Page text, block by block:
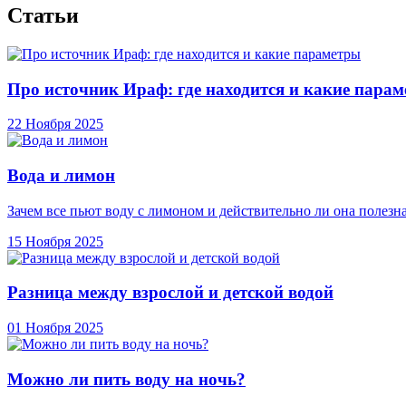
Статьи
Про источник Ираф: где находится и какие
22 Ноября 2025
Вода и лимон
Зачем все пьют воду с лимоном и действительно ли она
15 Ноября 2025
Разница между взрослой и детской водой
01 Ноября 2025
Можно ли пить воду на ночь?